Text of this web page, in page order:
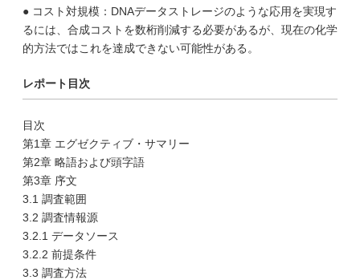
● コスト対規模：DNAデータストレージのような応用を実現す
るには、合成コストを数桁削減する必要があるが、現在の化学
的方法ではこれを達成できない可能性がある。
レポート目次
目次
第1章 エグゼクティブ・サマリー
第2章 略語および頭字語
第3章 序文
3.1 調査範囲
3.2 調査情報源
3.2.1 データソース
3.2.2 前提条件
3.3 調査方法